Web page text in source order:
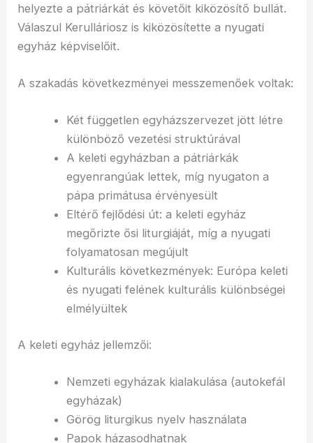
helyezte a pátriárkát és követőit kiközösítő bullát.
Válaszul Kerulláriosz is kiközösítette a nyugati
egyház képviselőit.
A szakadás következményei messzemenőek voltak:
Két független egyházszervezet jött létre
különböző vezetési struktúrával
A keleti egyházban a pátriárkák
egyenrangúak lettek, míg nyugaton a
pápa primátusa érvényesült
Eltérő fejlődési út: a keleti egyház
megőrizte ősi liturgiáját, míg a nyugati
folyamatosan megújult
Kulturális következmények: Európa keleti
és nyugati felének kulturális különbségei
elmélyültek
A keleti egyház jellemzői:
Nemzeti egyházak kialakulása (autokefál
egyházak)
Görög liturgikus nyelv használata
Papok házasodhatnak